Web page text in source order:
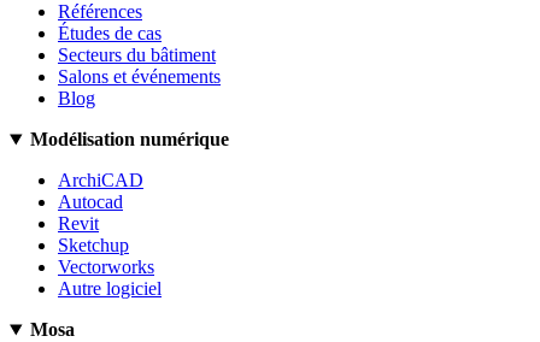
Références
Études de cas
Secteurs du bâtiment
Salons et événements
Blog
Modélisation numérique
ArchiCAD
Autocad
Revit
Sketchup
Vectorworks
Autre logiciel
Mosa